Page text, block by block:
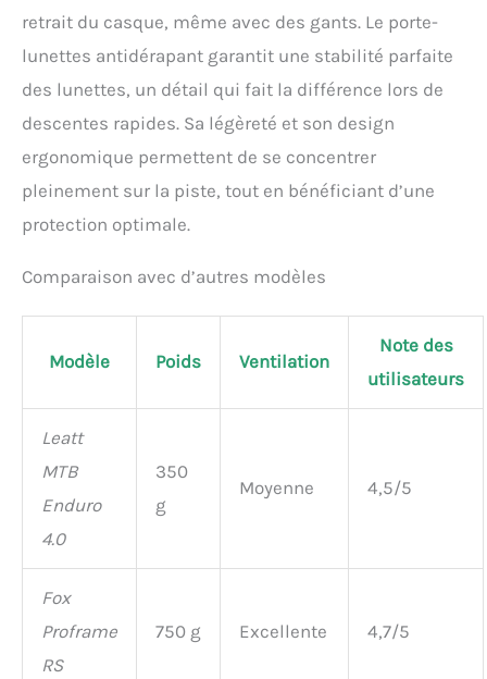
retrait du casque, même avec des gants. Le porte-
lunettes antidérapant garantit une stabilité parfaite
des lunettes, un détail qui fait la différence lors de
descentes rapides. Sa légèreté et son design
ergonomique permettent de se concentrer
pleinement sur la piste, tout en bénéficiant d’une
protection optimale.
Comparaison avec d’autres modèles
Modèle Poids Ventilation
Note des
utilisateurs
Leatt
MTB
Enduro
4.0
350
g
Moyenne 4,5/5
Fox
Proframe
RS
750 g Excellente 4,7/5